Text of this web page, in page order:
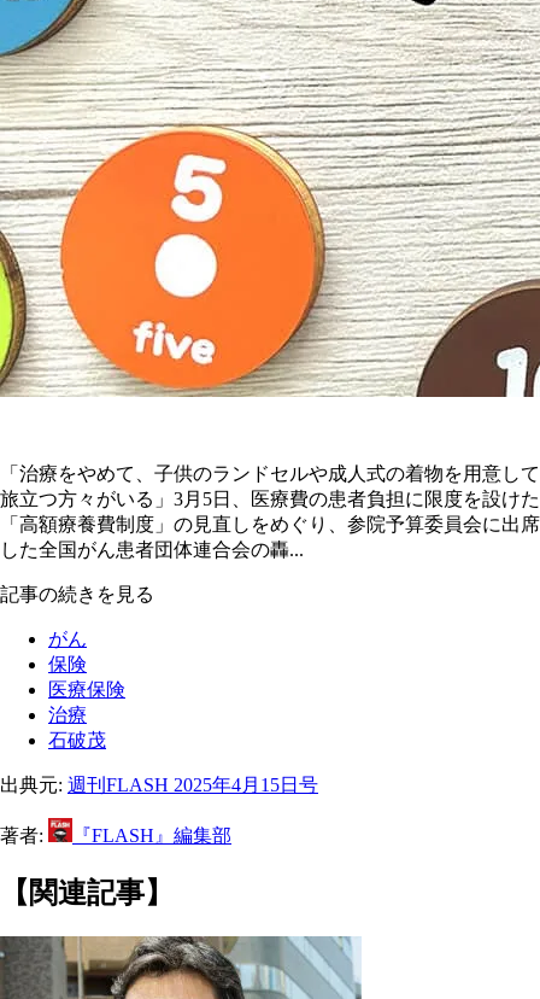
「治療をやめて、子供のランドセルや成人式の着物を用意して
旅立つ方々がいる」3月5日、医療費の患者負担に限度を設けた
「高額療養費制度」の見直しをめぐり、参院予算委員会に出席
した全国がん患者団体連合会の轟...
記事の続きを見る
がん
保険
医療保険
治療
石破茂
出典元: 週刊FLASH 2025年4月15日号
著者: 『FLASH』編集部
【関連記事】